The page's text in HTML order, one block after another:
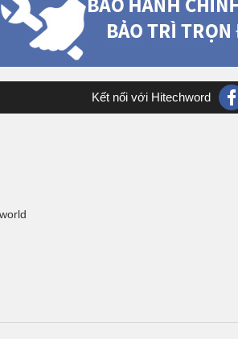
Kết nối với Hitechword